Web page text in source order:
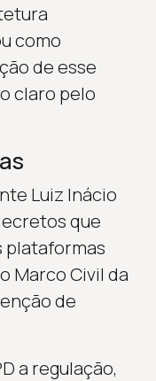
como
de esse
claro pelo
Luiz Inácio
que
plataformas
Marco Civil da
de
a regulação,